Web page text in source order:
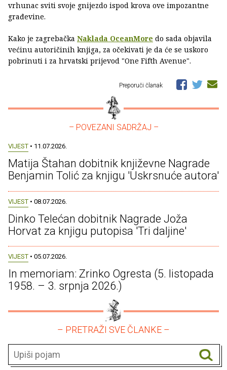
vrhunac sviti svoje gnijezdo ispod krova ove impozantne
građevine.
Kako je zagrebačka Naklada OceanMore do sada objavila
većinu autoričinih knjiga, za očekivati je da će se uskoro
pobrinuti i za hrvatski prijevod "One Fifth Avenue".
Preporuči članak
– POVEZANI SADRŽAJ –
VIJEST • 11.07.2026.
Matija Štahan dobitnik književne Nagrade
Benjamin Tolić za knjigu 'Uskrsnuće autora'
VIJEST • 08.07.2026.
Dinko Telećan dobitnik Nagrade Joža
Horvat za knjigu putopisa 'Tri daljine'
VIJEST • 05.07.2026.
In memoriam: Zrinko Ogresta (5. listopada
1958. – 3. srpnja 2026.)
– PRETRAŽI SVE ČLANKE –